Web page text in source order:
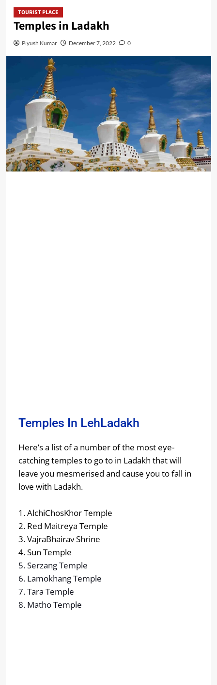
TOURIST PLACE
Temples in Ladakh
Piyush Kumar December 7, 2022 0
Temples In LehLadakh
Here’s a list of a number of the most eye-
catching temples to go to in Ladakh that will
leave you mesmerised and cause you to fall in
love with Ladakh.
1. AlchiChosKhor Temple
2. Red Maitreya Temple
3. VajraBhairav Shrine
4. Sun Temple
5. Serzang Temple
6. Lamokhang Temple
7. Tara Temple
8. Matho Temple